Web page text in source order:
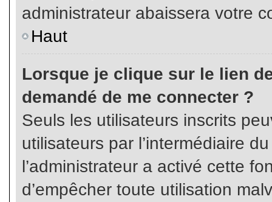
administrateur abaissera votre
Haut
Lorsque je clique sur le lien
demandé de me connecter ?
Seuls les utilisateurs inscrits
utilisateurs par l’intermédiaire
l’administrateur a activé cette
d’empêcher toute utilisation